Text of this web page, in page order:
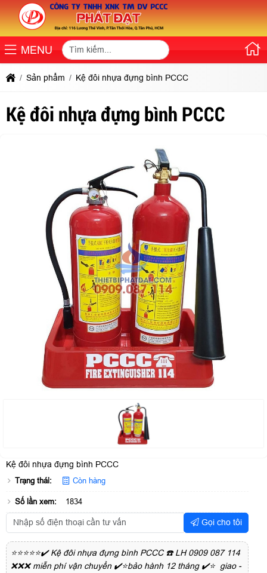
MENU
Sản phẩm Kệ đôi nhựa đựng bình PCCC
Kệ đôi nhựa đựng bình PCCC
Kệ đôi nhựa đựng bình PCCC
Trạng thái: Còn hàng
Số lần xem: 1834
Gọi cho tôi
⭐⭐⭐⭐⭐✔️ Kệ đôi nhựa đựng bình PCCC ☎️ LH 0909 087 114
❌❌❌ miễn phí vận chuyển ✔️⭐bảo hành 12 tháng ✔️⭐ giao -